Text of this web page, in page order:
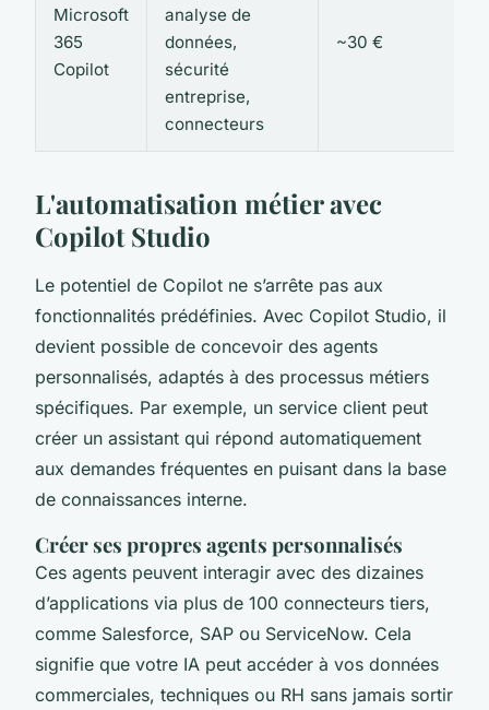
Microsoft
365
Copilot
analyse de
données,
sécurité
entreprise,
connecteurs
~30 €
L'automatisation métier avec
Copilot Studio
Le potentiel de Copilot ne s’arrête pas aux
fonctionnalités prédéfinies. Avec Copilot Studio, il
devient possible de concevoir des agents
personnalisés, adaptés à des processus métiers
spécifiques. Par exemple, un service client peut
créer un assistant qui répond automatiquement
aux demandes fréquentes en puisant dans la base
de connaissances interne.
Créer ses propres agents personnalisés
Ces agents peuvent interagir avec des dizaines
d’applications via plus de 100 connecteurs tiers,
comme Salesforce, SAP ou ServiceNow. Cela
signifie que votre IA peut accéder à vos données
commerciales, techniques ou RH sans jamais sortir